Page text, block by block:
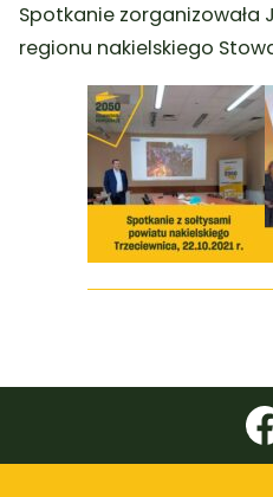
Spotkanie zorganizowała
regionu nakielskiego